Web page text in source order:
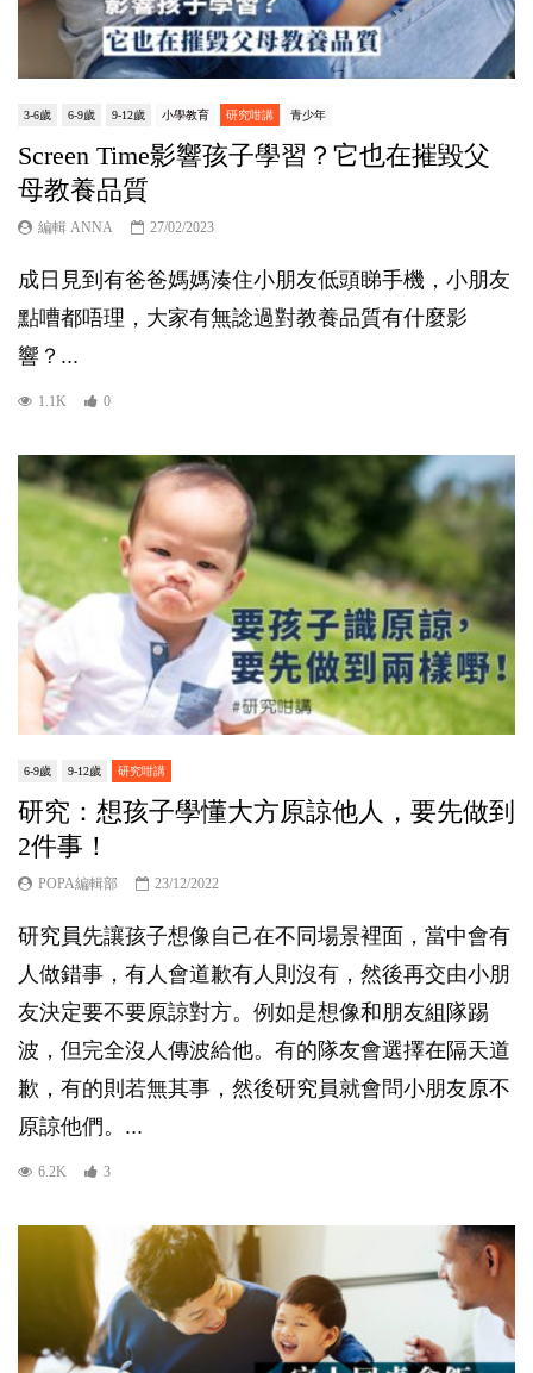
3-6歲 6-9歲 9-12歲 小學教育 研究咁講 青少年
Screen Time影響孩子學習？它也在摧毀父
母教養品質
編輯 ANNA 27/02/2023
成日見到有爸爸媽媽湊住小朋友低頭睇手機，小朋友
點嘈都唔理，大家有無諗過對教養品質有什麼影
響？...
1.1K 0
6-9歲 9-12歲 研究咁講
研究：想孩子學懂大方原諒他人，要先做到
2件事！
POPA編輯部 23/12/2022
研究員先讓孩子想像自己在不同場景裡面，當中會有
人做錯事，有人會道歉有人則沒有，然後再交由小朋
友決定要不要原諒對方。例如是想像和朋友組隊踢
波，但完全沒人傳波給他。有的隊友會選擇在隔天道
歉，有的則若無其事，然後研究員就會問小朋友原不
原諒他們。...
6.2K 3